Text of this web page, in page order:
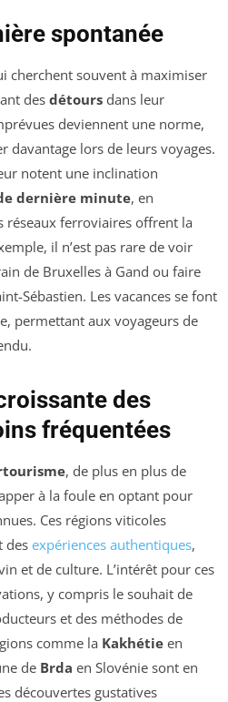
spontanée
cherchent souvent à maximiser
des détours dans leur
deviennent une norme,
davantage lors de leurs voyages.
notent une inclination
dernière minute, en
réseaux ferroviaires offrent la
il n’est pas rare de voir
de Bruxelles à Gand ou faire
Sébastien. Les vacances se font
permettant aux voyageurs de
des
fréquentées
, de plus en plus de
à la foule en optant pour
Ces régions viticoles
des expériences authentiques,
et de culture. L’intérêt pour ces
y compris le souhait de
et des méthodes de
comme la Kakhétie en
de Brda en Slovénie sont en
découvertes gustatives